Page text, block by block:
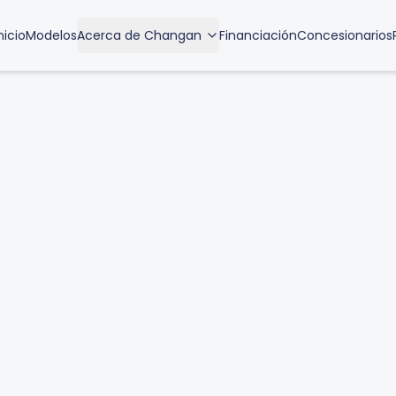
ModelosAcerca de Changan FinanciaciónConcesionarios